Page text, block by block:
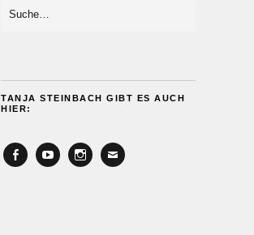
TANJA STEINBACH GIBT ES AUCH
HIER: